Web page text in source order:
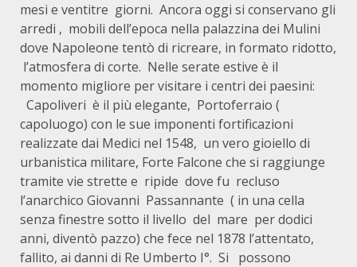
mesi e ventitre giorni. Ancora oggi si conservano gli
arredi , mobili dell’epoca nella palazzina dei Mulini
dove Napoleone tentò di ricreare, in formato ridotto,
l’atmosfera di corte. Nelle serate estive è il
momento migliore per visitare i centri dei paesini:
Capoliveri è il più elegante, Portoferraio (
capoluogo) con le sue imponenti fortificazioni
realizzate dai Medici nel 1548, un vero gioiello di
urbanistica militare, Forte Falcone che si raggiunge
tramite vie strette e ripide dove fu recluso
l’anarchico Giovanni Passannante ( in una cella
senza finestre sotto il livello del mare per dodici
anni, diventò pazzo) che fece nel 1878 l’attentato,
fallito, ai danni di Re Umberto I°. Si possono